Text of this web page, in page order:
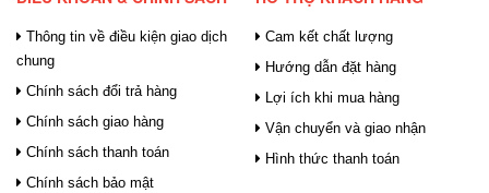
Thông tin về điều kiện giao dịch
chung
Chính sách đổi trả hàng
Chính sách giao hàng
Chính sách thanh toán
Chính sách bảo mật
Cam kết chất lượng
Hướng dẫn đặt hàng
Lợi ích khi mua hàng
Vận chuyển và giao nhận
Hình thức thanh toán